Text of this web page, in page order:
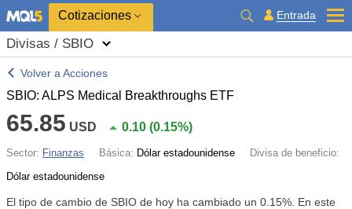
Cotizaciones Entrada
Divisas / SBIO
Volver a Acciones
SBIO: ALPS Medical Breakthroughs ETF
65.85 USD 0.10 (0.15%)
Sector: Finanzas Básica: Dólar estadounidense
Divisa de beneficio:
Dólar estadounidense
El tipo de cambio de SBIO de hoy ha cambiado un 0.15% . En este